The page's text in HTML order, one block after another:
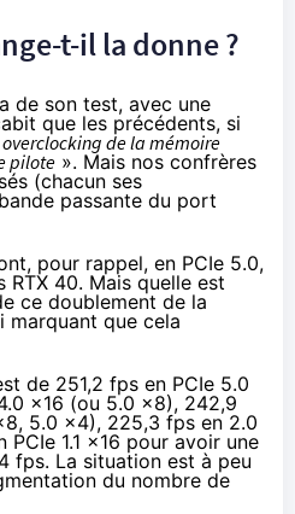
t-il la donne ?
de son test, avec une
que les précédents, si
overclocking de la mémoire
pilote ». Mais nos confrères
(chacun ses
passante du port
pour rappel, en PCIe 5.0,
RTX 40. Mais quelle est
ce doublement de la
marquant que cela
de 251,2 fps en PCIe 5.0
x16 (ou 5.0 x8), 242,9
5.0 x4), 225,3 fps en 2.0
PCIe 1.1 x16 pour avoir une
fps. La situation est à peu
du nombre de